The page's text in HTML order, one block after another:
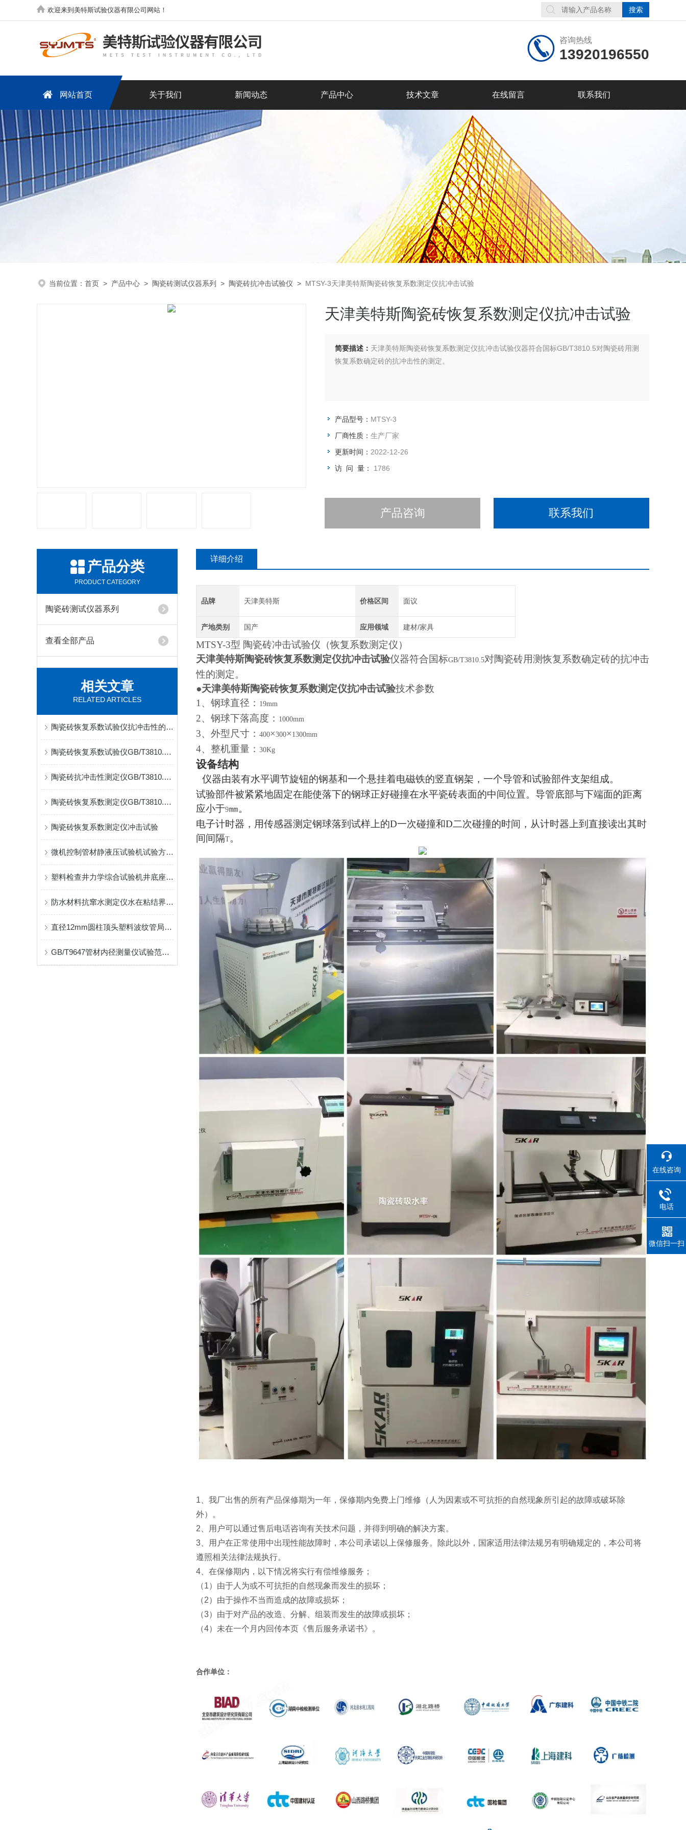
欢迎来到美特斯试验仪器有限公司网站！
咨询热线
13920196550
网站首页 关于我们 新闻动态 产品中心 技术文章 在线留言 联系我们
当前位置： 首页 > 产品中心 > 陶瓷砖测试仪器系列 > 陶瓷砖抗冲击试验仪 > MTSY-3天津美特斯陶瓷砖恢复系数测定仪抗冲击试验
天津美特斯陶瓷砖恢复系数测定仪抗冲击试验
简要描述： 天津美特斯陶瓷砖恢复系数测定仪抗冲击试验仪器符合国标GB/T3810.5对陶瓷砖用测
恢复系数确定砖的抗冲击性的测定。
产品型号： MTSY-3
厂商性质： 生产厂家
更新时间： 2022-12-26
访 问 量： 1786
产品咨询 联系我们
产品分类
PRODUCT CATEGORY
陶瓷砖测试仪器系列
查看全部产品
相关文章
RELATED ARTICLES
陶瓷砖恢复系数试验仪抗冲击性的测定
陶瓷砖恢复系数试验仪GB/T3810.5抗冲击性的测定
陶瓷砖抗冲击性测定仪GB/T3810.5恢复系数试验
陶瓷砖恢复系数测定仪GB/T3810.5设备结构介绍
陶瓷砖恢复系数测定仪冲击试验
微机控制管材静液压试验机试验方式介绍管材耐破坏时间
塑料检查井力学综合试验机井底座轴向荷载测试
防水材料抗窜水测定仪水在粘结界面内流窜性能检测设备
直径12mm圆柱顶头塑料波纹管局部横向荷载试验机试验方式
GB/T9647管材内径测量仪试验范围介绍
详细介绍
品牌 天津美特斯 价格区间 面议
产地类别 国产 应用领域 建材/家具
MTSY-3型 陶瓷砖冲击试验仪（恢复系数测定仪）
天津美特斯陶瓷砖恢复系数测定仪抗冲击试验仪器符合国标GB/T3810.5对陶瓷砖用测恢复系数确定砖的抗冲击
性的测定。
●天津美特斯陶瓷砖恢复系数测定仪抗冲击试验技术参数
1 、钢球直径： 19mm
2、钢球下落高度： 1000mm
3、外型尺寸： 400×300× 1300mm
4、整机重量： 30Kg
设备结构
仪器由装有水平调节旋钮的钢基和一个悬挂着电磁铁的竖直钢架，一个导管和试验部件支架组成。
试验部件被紧紧地固定在能使落下的钢球正好碰撞在水平瓷砖表面的中间位置。导管底部与下端面的距离
应小于9㎜。
电子计时器，用传感器测定钢球落到试样上的D一次碰撞和D二次碰撞的时间，从计时器上到直接读出其时
间间隔T。
1 、我厂出售的所有产品保修期为一年，保修期内免费上门维修（人为因素或不可抗拒的自然现象所引起的故障或破坏除
外）。
2 、用户可以通过售后电话咨询有关技术问题，并得到明确的解决方案。
3 、用户在正常使用中出现性能故障时，本公司承诺以上保修服务。除此以外，国家适用法律法规另有明确规定的，本公司将
遵照相关法律法规执行。
4 、在保修期内，以下情况将实行有偿维修服务；
（1）由于人为或不可抗拒的自然现象而发生的损坏；
（2）由于操作不当而造成的故障或损坏；
（3）由于对产品的改造、分解、组装而发生的故障或损坏；
（4）未在一个月内回传本页《售后服务承诺书》。
合作单位：
在线咨询
电话
微信扫一扫